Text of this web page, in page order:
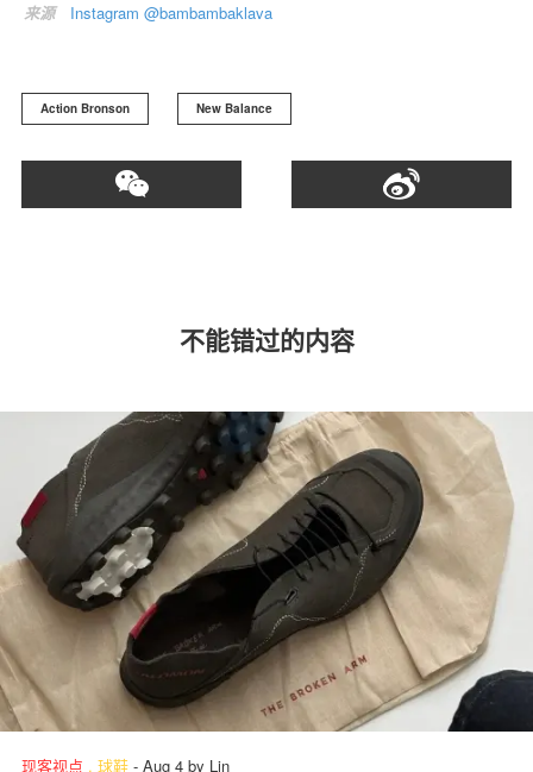
来源 Instagram @bambambaklava
Action Bronson New Balance
不能错过的内容
现客视点 . 球鞋 - Aug 4 by Lin